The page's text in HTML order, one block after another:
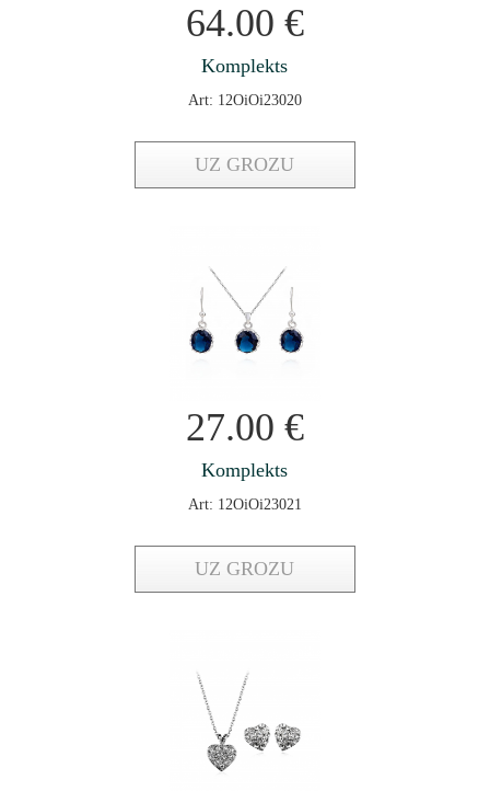
64.00 €
Komplekts
Art: 12OiOi23020
UZ GROZU
27.00 €
Komplekts
Art: 12OiOi23021
UZ GROZU